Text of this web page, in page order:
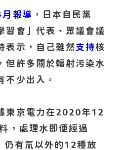
報導 ，日本自民黨
習會」代表、眾議會議
表示，自己雖然支持核
但許多關於輻射污染水
不少出入。
東京電力在2020年12
，處理水即便經過
仍有氚以外的12種放